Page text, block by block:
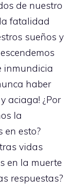
de nuestro
fatalidad
sueños y
inmundicia
haber
aciaga! ¿Por
la
en esto?
vidas
en la muerte
respuestas?